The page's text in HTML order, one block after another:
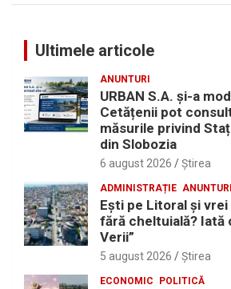
Ultimele articole
ANUNTURI
URBAN S.A. și-a
Cetățenii pot
măsurile privind
din Slobozia
6 august 2026 Ştirea
ADMINISTRAȚIE ANUNTURI
Eşti pe Litoral şi
fără cheltuială? Iată
Verii”
5 august 2026 Ştirea
ECONOMIC POLITICĂ